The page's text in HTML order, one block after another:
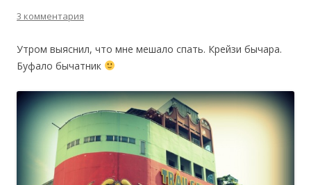
3 комментария
Утром выяснил, что мне мешало спать. Крейзи бычара.
Буфало бычатник